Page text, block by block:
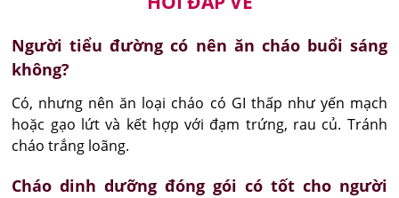
Người tiểu đường có nên ăn cháo buổi sáng
không?
Có, nhưng nên ăn loại cháo có GI thấp như yến mạch
hoặc gạo lứt và kết hợp với đạm trứng, rau củ. Tránh
cháo trắng loãng.
Cháo dinh dưỡng đóng gói có tốt cho người